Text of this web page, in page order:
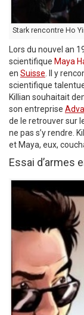
Stark rencontre Ho
Lors du nouvel an
scientifique Maya
en Suisse . Il y
scientifique
Killian souhaitait
son entreprise
de le retrouver sur
ne pas s’y rendre.
et Maya, eux,
Essai d’armes